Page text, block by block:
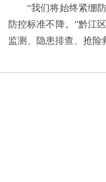
筑牢3075座水库防汛安全堤
高质量发展新路径
员、公司注册地址挂靠一线工
围墙——重庆把文化舞台搬进山
烘焙店食品安全专项检查
分析
受灾群众救助工作
靠，入选可纳入市级高层次人
展垃圾分类主题宣传活动
益托管服务深度观察
部通报表扬
庆孵化园何以从重庆走向全国
“我们将始终紧绷
防控标准不降。”黔江
监测、隐患排查、抢